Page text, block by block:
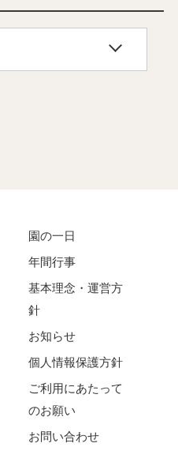
園の一日
年間行事
基本理念・運営方
針
お知らせ
個人情報保護方針
ご利用にあたって
のお願い
お問い合わせ